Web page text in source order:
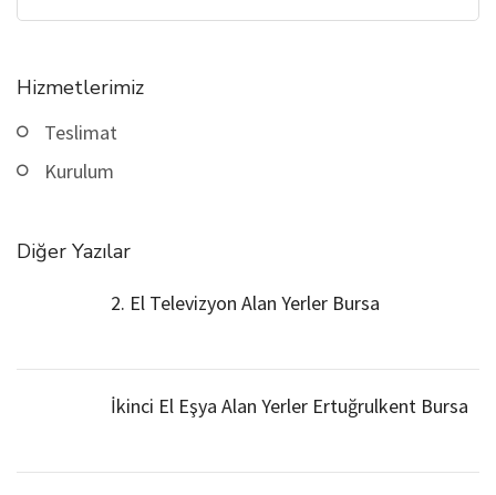
Hizmetlerimiz
Teslimat
Kurulum
Diğer Yazılar
2. El Televizyon Alan Yerler Bursa
İkinci El Eşya Alan Yerler Ertuğrulkent Bursa